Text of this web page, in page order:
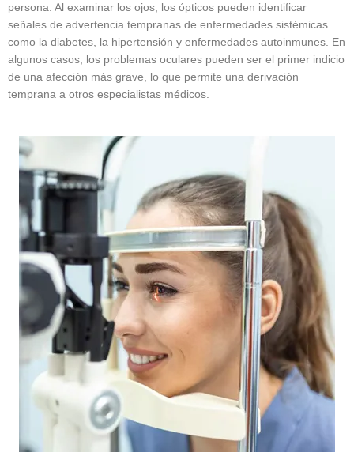
persona. Al examinar los ojos, los ópticos pueden identificar
señales de advertencia tempranas de enfermedades sistémicas
como la diabetes, la hipertensión y enfermedades autoinmunes. En
algunos casos, los problemas oculares pueden ser el primer indicio
de una afección más grave, lo que permite una derivación
temprana a otros especialistas médicos.